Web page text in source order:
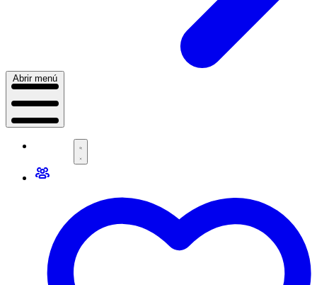
Abrir menú